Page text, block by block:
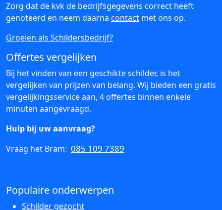
Zorg dat de kvk de bedrijfsgegevens correct heeft
genoteerd en neem daarna contact met ons op.
Groeien als Schildersbedrijf?
Offertes vergelijken
Bij het vinden van een geschikte schilder, is het
vergelijken van prijzen van belang. Wij bieden een gratis
vergelijkingsservice aan, 4 offertes binnen enkele
minuten aangevraagd.
Hulp bij uw aanvraag?
Vraag het Bram: 085 109 7389
Populaire onderwerpen
Schilder gezocht